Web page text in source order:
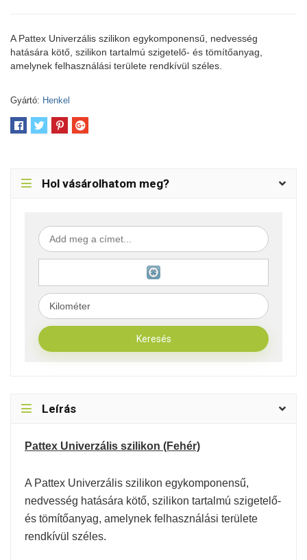
A Pattex Univerzális szilikon egykomponensű, nedvesség
hatására kötő, szilikon tartalmú szigetelő- és tömítőanyag,
amelynek felhasználási területe rendkívül széles.
Gyártó: Henkel
Hol vásárolhatom meg?
Leírás
Pattex Univerzális szilikon (Fehér)
A Pattex Univerzális szilikon egykomponensű,
nedvesség hatására kötő, szilikon tartalmú szigetelő-
és tömítőanyag, amelynek felhasználási területe
rendkívül széles.